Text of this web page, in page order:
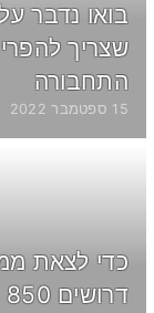
שצריך
התחבורה
15 ספטמבר 2022
כדי לצאת